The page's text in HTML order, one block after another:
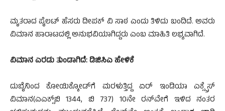
ಮೃತರಾದ ಪೈಲಟ್ ಹೆಸರು ದೀಪಕ್ ವಿ ಸಾಠ ಎಂದು ತಿಳಿದು ಬಂದಿದೆ. ಅವರು
ವಿಮಾನ ಹಾರಾಟದಲ್ಲಿ ಅನುಭವಿಯಾಗಿದ್ದರು ಎಂಬ ಮಾಹಿತಿ ಲಭ್ಯವಾಗಿದೆ.
ವಿಮಾನ ಎರಡು ತುಂಡಾಗಿದೆ: ಡಿಜಿಸಿಎ ಹೇಳಿಕೆ
ದುಬೈನಿಂದ ಕೋಯಿಕ್ಕೋಡ್‌ಗೆ ಮರಳುತ್ತಿದ್ದ ಏರ್ ಇಂಡಿಯಾ ಎಕ್ಸ್ಪ್ರೆಸ್
ವಿಮಾನ(ಎಎಕ್ಸ್‌ಬಿ 1344, ಬಿ 737) 10ನೇ ರನ್‌ವೇಗೆ ಇಳಿದ ನಂತರ